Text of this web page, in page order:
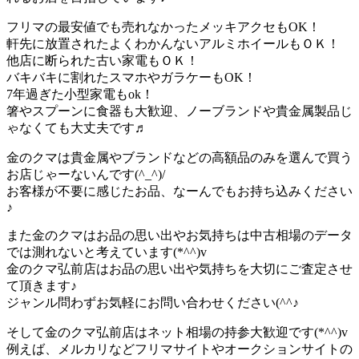
フリマの最安値でも売れなかったメッキアクセもOK！
軒先に放置されたよくわかんないアルミホイールもＯＫ！
他店に断られた古い家電もＯＫ！
バキバキに割れたスマホやガラケーもOK！
7年過ぎた小型家電もok！
箸やスプーンに食器も大歓迎、ノーブランドや貴金属製品じ
ゃなくても大丈夫です♬
金のクマは貴金属やブランドなどの高額品のみを選んで買う
お店じゃーないんです(^_^)/
お客様が不要に感じたお品、なーんでもお持ち込みください
♪
また金のクマはお品の思い出やお気持ちは中古相場のデータ
では測れないと考えています(*^^)v
金のクマ弘前店はお品の思い出や気持ちを大切にご査定させ
て頂きます♪
ジャンル問わずお気軽にお問い合わせください(^^♪
そして金のクマ弘前店はネット相場の持参大歓迎です(*^^)v
例えば、メルカリなどフリマサイトやオークションサイトの